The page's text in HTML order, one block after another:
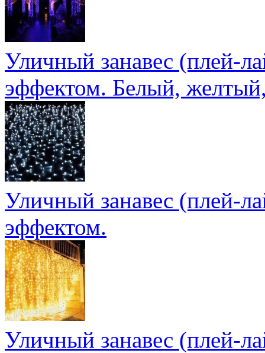
Уличный занавес (плей-
эффектом. Белый,
Уличный занавес (плей-
эффектом.
Уличный занавес (плей-